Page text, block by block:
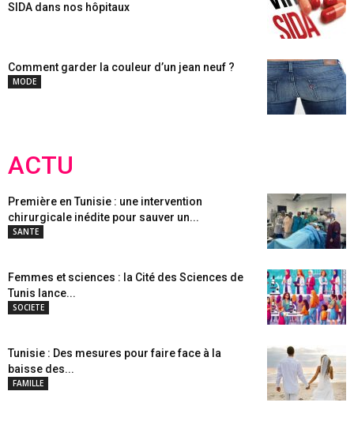
SIDA dans nos hôpitaux
Comment garder la couleur d’un jean neuf ?
MODE
ACTU
Première en Tunisie : une intervention
chirurgicale inédite pour sauver un...
SANTE
Femmes et sciences : la Cité des Sciences de
Tunis lance...
SOCIETE
Tunisie : Des mesures pour faire face à la
baisse des...
FAMILLE